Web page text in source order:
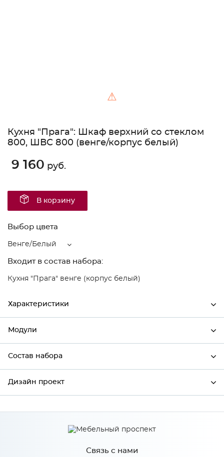
⚠
Кухня "Прага": Шкаф верхний со стеклом
800, ШВС 800 (венге/корпус белый)
9 160 руб.
В корзину
Выбор цвета
Венге/Белый
Входит в состав набора:
Кухня "Прага" венге (корпус белый)
Характеристики
Ширина
Высота
Цвет Венге/Белый
МДФ
Модули
Состав набора
Дизайн проект
Связь с нами